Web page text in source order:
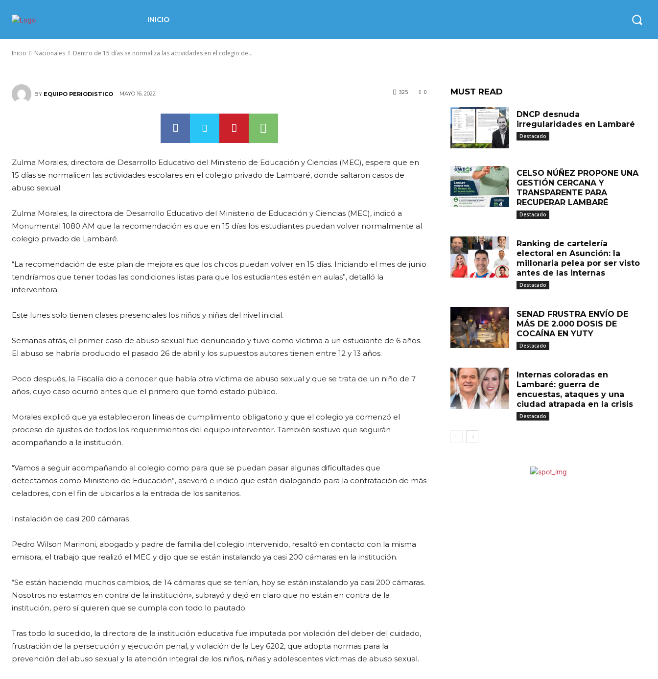
INICIO
Inicio Nacionales Dentro de 15 días se normaliza las actividades en el colegio de...
Lambaré
BY EQUIPO PERIODISTICO MAYO 16, 2022 0
325
Zulma Morales, directora de Desarrollo Educativo del Ministerio de Educación y Ciencias (MEC), espera que en
15 días se normalicen las actividades escolares en el colegio privado de Lambaré, donde saltaron casos de
abuso sexual.
Zulma Morales, la directora de Desarrollo Educativo del Ministerio de Educación y Ciencias (MEC), indicó a
Monumental 1080 AM que la recomendación es que en 15 días los estudiantes puedan volver normalmente al
colegio privado de Lambaré.
“La recomendación de este plan de mejora es que los chicos puedan volver en 15 días. Iniciando el mes de junio
tendríamos que tener todas las condiciones listas para que los estudiantes estén en aulas”, detalló la
interventora.
Este lunes solo tienen clases presenciales los niños y niñas del nivel inicial.
Semanas atrás, el primer caso de abuso sexual fue denunciado y tuvo como víctima a un estudiante de 6 años.
El abuso se habría producido el pasado 26 de abril y los supuestos autores tienen entre 12 y 13 años.
Poco después, la Fiscalía dio a conocer que había otra víctima de abuso sexual y que se trata de un niño de 7
años, cuyo caso ocurrió antes que el primero que tomó estado público.
Morales explicó que ya establecieron líneas de cumplimiento obligatorio y que el colegio ya comenzó el
proceso de ajustes de todos los requerimientos del equipo interventor. También sostuvo que seguirán
acompañando a la institución.
“Vamos a seguir acompañando al colegio como para que se puedan pasar algunas dificultades que
detectamos como Ministerio de Educación”, aseveró e indicó que están dialogando para la contratación de más
celadores, con el fin de ubicarlos a la entrada de los sanitarios.
Instalación de casi 200 cámaras
Pedro Wilson Marinoni, abogado y padre de familia del colegio intervenido, resaltó en contacto con la misma
emisora, el trabajo que realizó el MEC y dijo que se están instalando ya casi 200 cámaras en la institución.
“Se están haciendo muchos cambios, de 14 cámaras que se tenían, hoy se están instalando ya casi 200 cámaras.
Nosotros no estamos en contra de la institución», subrayó y dejó en claro que no están en contra de la
institución, pero sí quieren que se cumpla con todo lo pautado.
Tras todo lo sucedido, la directora de la institución educativa fue imputada por violación del deber del cuidado,
frustración de la persecución y ejecución penal, y violación de la Ley 6202, que adopta normas para la
prevención del abuso sexual y la atención integral de los niños, niñas y adolescentes víctimas de abuso sexual.
MUST READ
DNCP desnuda
irregularidades en Lambaré
Destacado
CELSO NÚÑEZ PROPONE UNA
GESTIÓN CERCANA Y
TRANSPARENTE PARA
RECUPERAR LAMBARÉ
Destacado
Ranking de cartelería
electoral en Asunción: la
millonaria pelea por ser visto
antes de las internas
Destacado
SENAD FRUSTRA ENVÍO DE
MÁS DE 2.000 DOSIS DE
COCAÍNA EN YUTY
Destacado
Internas coloradas en
Lambaré: guerra de
encuestas, ataques y una
ciudad atrapada en la crisis
Destacado